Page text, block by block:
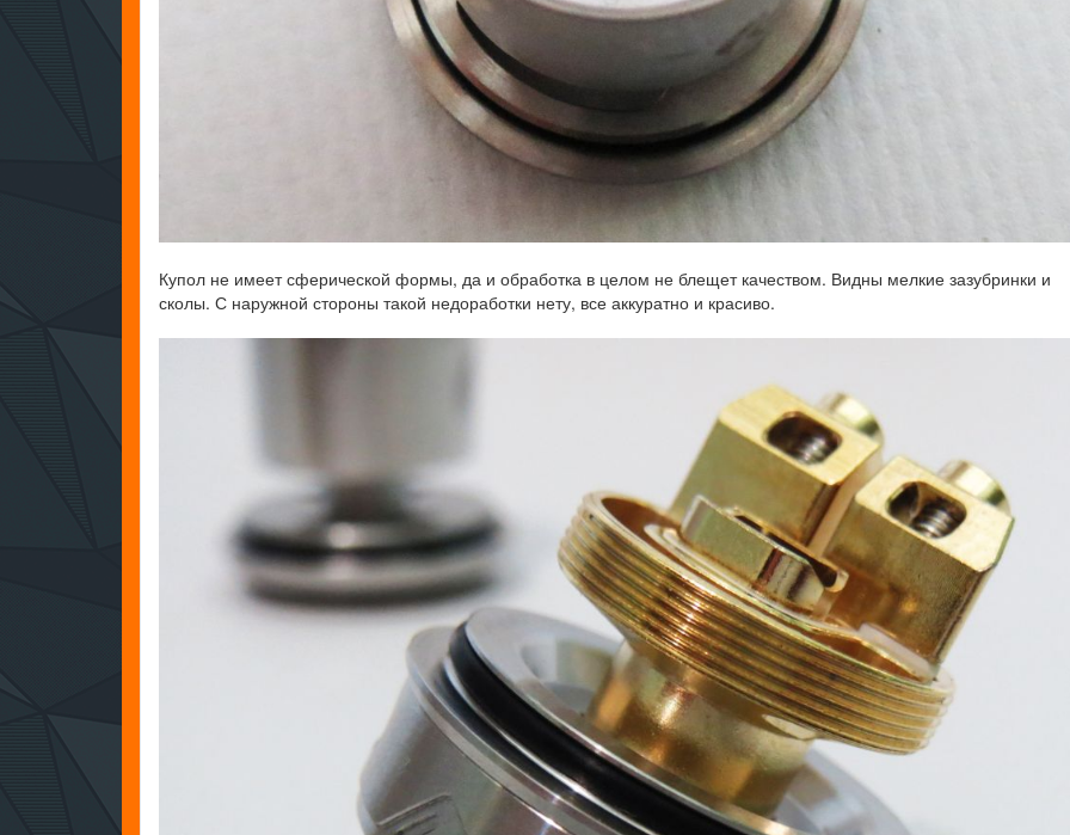
Купол не имеет сферической формы, да и обработка в целом не блещет качеством. Видны мелкие зазубринки и
сколы. С наружной стороны такой недоработки нету, все аккуратно и красиво.